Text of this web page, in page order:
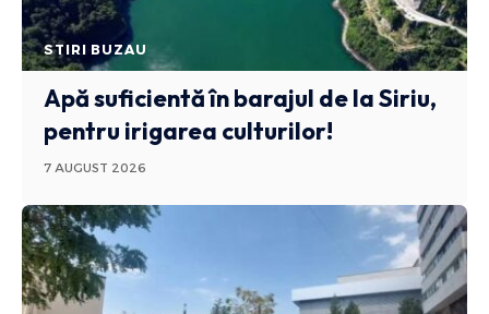
STIRI BUZAU
Apă suficientă în barajul de la Siriu,
pentru irigarea culturilor!
7 AUGUST 2026